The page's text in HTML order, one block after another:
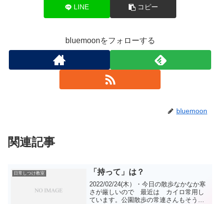
LINE コピー
bluemoonをフォローする
bluemoon
関連記事
日常しつけ教室 「持って」は？
2022/02/24(木）・今日の散歩なかなか寒
さが厳しいので 最近は カイロ常用し
ています。公園散歩の常連さんもそうな